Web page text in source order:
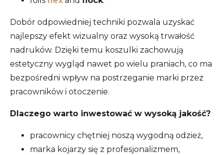
Dobór odpowiedniej techniki pozwala uzyskać
najlepszy efekt wizualny oraz wysoką trwałość
nadruków. Dzięki temu koszulki zachowują
estetyczny wygląd nawet po wielu praniach, co ma
bezpośredni wpływ na postrzeganie marki przez
pracowników i otoczenie.
Dlaczego warto inwestować w wysoką jakość?
pracownicy chętniej noszą wygodną odzież,
marka kojarzy się z profesjonalizmem,